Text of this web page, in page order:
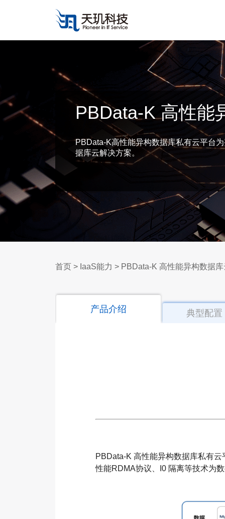
PBData-K 高性能
PBData-K高性能异构数据库私有云平台
据库云解决方案。
首页 > IaaS能力 > PBData-K 高性能异构数据
产品介绍 典型配置
PBData-K 高性能异构数据库私有
性能RDMA协议、I0 隔离等技术为